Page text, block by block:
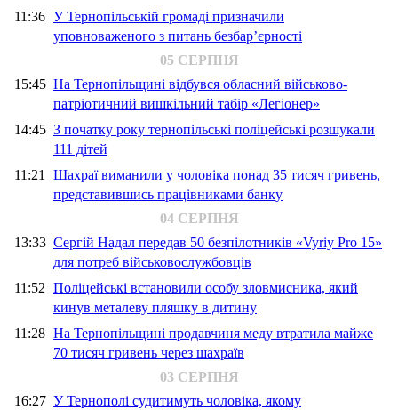
11:36 У Тернопільській громаді призначили
уповноваженого з питань безбар’єрності
05 СЕРПНЯ
15:45 На Тернопільщині відбувся обласний військово-
патріотичний вишкільний табір «Легіонер»
14:45 З початку року тернопільські поліцейські розшукали
111 дітей
11:21 Шахраї виманили у чоловіка понад 35 тисяч гривень,
представившись працівниками банку
04 СЕРПНЯ
13:33 Сергій Надал передав 50 безпілотників «Vyriy Pro 15»
для потреб військовослужбовців
11:52 Поліцейські встановили особу зловмисника, який
кинув металеву пляшку в дитину
11:28 На Тернопільщині продавчиня меду втратила майже
70 тисяч гривень через шахраїв
03 СЕРПНЯ
16:27 У Тернополі судитимуть чоловіка, якому